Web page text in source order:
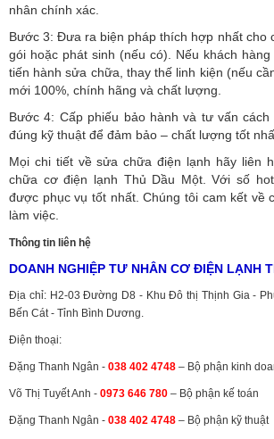
nhân chính xác.
Bước 3: Đưa ra biện pháp thích hợp nhất cho
gói hoặc phát sinh (nếu có). Nếu khách
tiến hành sửa chữa, thay thế linh kiện (nếu
mới 100%, chính hãng và chất lượng.
Bước 4: Cấp phiếu bảo hành và tư vấn cách
đúng kỹ thuật để đảm bảo – chất lượng tốt
Mọi chi tiết về sửa chữa điện lạnh hãy liên
chữa cơ điện lạnh Thủ Dầu Một. Với số
được phục vụ tốt nhất. Chúng tôi cam kết về
làm việc.
Thông tin liên hệ
DOANH NGHIỆP TƯ NHÂN CƠ ĐIỆN LẠNH
Địa chỉ: H2-03 Đường D8 - Khu Đô thị Thịnh Gia -
Bến Cát - Tỉnh Bình Dương.
Điện thoại:
Đặng Thanh Ngân - 038 402 4748 – Bộ phận kinh
Võ Thị Tuyết Anh - 0973 646 780 – Bộ phận kế toán
Đặng Thanh Ngân - 038 402 4748 – Bộ phận kỹ thuật